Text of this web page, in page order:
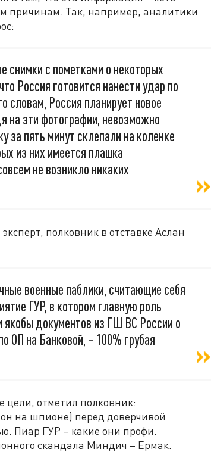
причинам. Так, например, аналитики
снимки с пометками о некоторых
Россия готовится нанести удар по
словам, Россия планирует новое
на эти фотографии, невозможно
за пять минут склепали на коленке
из них имеется плашка
не возникло никаких
полковник в отставке Аслан
военные паблики, считающие себя
ГУР, в котором главную роль
якобы документов из ГШ ВС России о
ОП на Банковой, – 100% грубая
отметил полковник:
на шпионе) перед доверчивой
Пиар ГУР – какие они профи.
скандала Миндич – Ермак.